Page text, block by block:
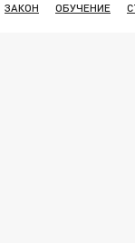
ЗАКОН ОБУЧЕНИЕ